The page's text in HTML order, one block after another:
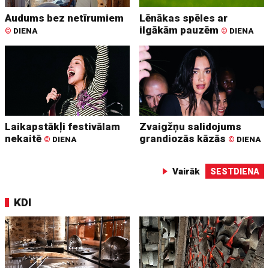
Audums bez netīrumiem
© DIENA
Lēnākas spēles ar
ilgākām pauzēm © DIENA
Laikapstākļi festivālam
nekaitē © DIENA
Zvaigžņu salidojums
grandiozās kāzās © DIENA
Vairāk SESTDIENA
KDI